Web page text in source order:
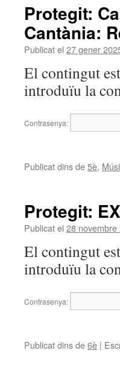
Protegit:
Cantània:
Publicat el 27 gener
El contingut
introduïu la
Contrasenya:
Publicat dins de5è,
Protegit:
Publicat el 28 novembre
El contingut
introduïu la
Contrasenya:
Publicat dins de6è |